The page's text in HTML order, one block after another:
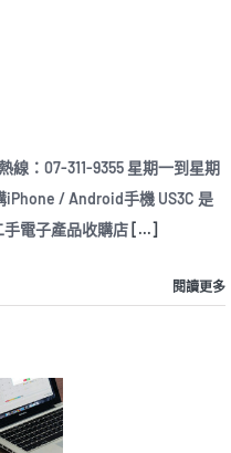
線：07-311-9355 星期一到星期
/ Android手機 US3C 是
電子產品收購店 [...]
閱讀更多